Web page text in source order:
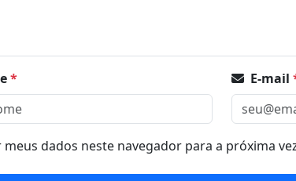
* E-mail
meus dados neste navegador para a próxima